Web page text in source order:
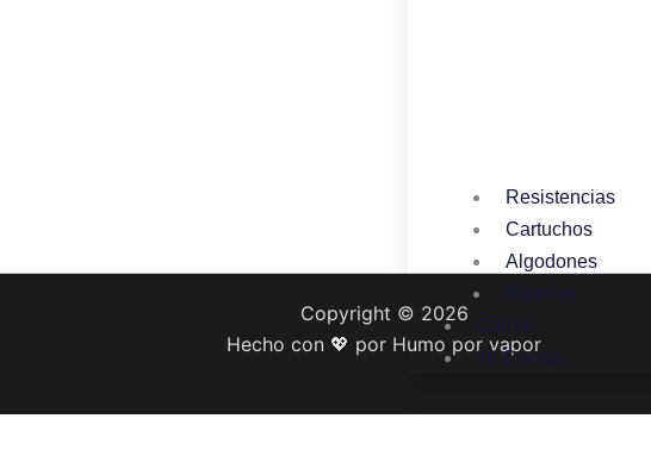
Resistencias
Cartuchos
Algodones
Baterías
Carrito
Mi Cuenta
Copyright © 2026
Hecho con 💖 por Humo por vapor